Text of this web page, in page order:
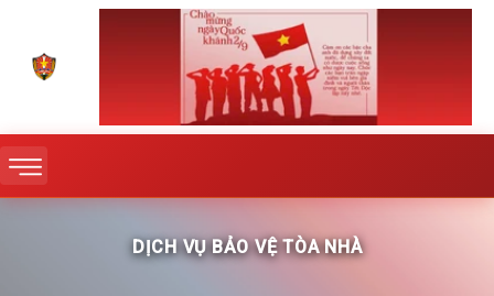
DỊCH VỤ BẢO VỆ TÒA NHÀ